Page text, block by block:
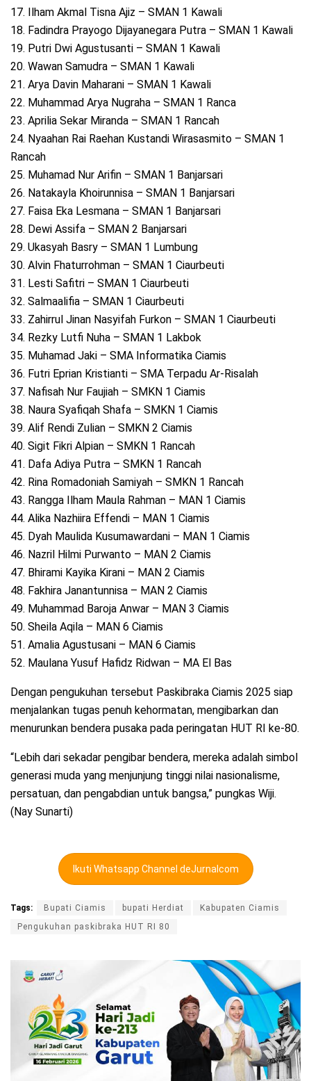
17. Ilham Akmal Tisna Ajiz – SMAN 1 Kawali
18. Fadindra Prayogo Dijayanegara Putra – SMAN 1 Kawali
19. Putri Dwi Agustusanti – SMAN 1 Kawali
20. Wawan Samudra – SMAN 1 Kawali
21. Arya Davin Maharani – SMAN 1 Kawali
22. Muhammad Arya Nugraha – SMAN 1 Ranca
23. Aprilia Sekar Miranda – SMAN 1 Rancah
24. Nyaahan Rai Raehan Kustandi Wirasasmito – SMAN 1
Rancah
25. Muhamad Nur Arifin – SMAN 1 Banjarsari
26. Natakayla Khoirunnisa – SMAN 1 Banjarsari
27. Faisa Eka Lesmana – SMAN 1 Banjarsari
28. Dewi Assifa – SMAN 2 Banjarsari
29. Ukasyah Basry – SMAN 1 Lumbung
30. Alvin Fhaturrohman – SMAN 1 Ciaurbeuti
31. Lesti Safitri – SMAN 1 Ciaurbeuti
32. Salmaalifia – SMAN 1 Ciaurbeuti
33. Zahirrul Jinan Nasyifah Furkon – SMAN 1 Ciaurbeuti
34. Rezky Lutfi Nuha – SMAN 1 Lakbok
35. Muhamad Jaki – SMA Informatika Ciamis
36. Futri Eprian Kristianti – SMA Terpadu Ar-Risalah
37. Nafisah Nur Faujiah – SMKN 1 Ciamis
38. Naura Syafiqah Shafa – SMKN 1 Ciamis
39. Alif Rendi Zulian – SMKN 2 Ciamis
40. Sigit Fikri Alpian – SMKN 1 Rancah
41. Dafa Adiya Putra – SMKN 1 Rancah
42. Rina Romadoniah Samiyah – SMKN 1 Rancah
43. Rangga Ilham Maula Rahman – MAN 1 Ciamis
44. Alika Nazhiira Effendi – MAN 1 Ciamis
45. Dyah Maulida Kusumawardani – MAN 1 Ciamis
46. Nazril Hilmi Purwanto – MAN 2 Ciamis
47. Bhirami Kayika Kirani – MAN 2 Ciamis
48. Fakhira Janantunnisa – MAN 2 Ciamis
49. Muhammad Baroja Anwar – MAN 3 Ciamis
50. Sheila Aqila – MAN 6 Ciamis
51. Amalia Agustusani – MAN 6 Ciamis
52. Maulana Yusuf Hafidz Ridwan – MA El Bas
Dengan pengukuhan tersebut Paskibraka Ciamis 2025 siap
menjalankan tugas penuh kehormatan, mengibarkan dan
menurunkan bendera pusaka pada peringatan HUT RI ke-80.
“Lebih dari sekadar pengibar bendera, mereka adalah simbol
generasi muda yang menjunjung tinggi nilai nasionalisme,
persatuan, dan pengabdian untuk bangsa,” pungkas Wiji.
(Nay Sunarti)
Ikuti Whatsapp Channel deJurnalcom
Tags: Bupati Ciamis bupati Herdiat
Kabupaten Ciamis
Pengukuhan paskibraka HUT RI 80